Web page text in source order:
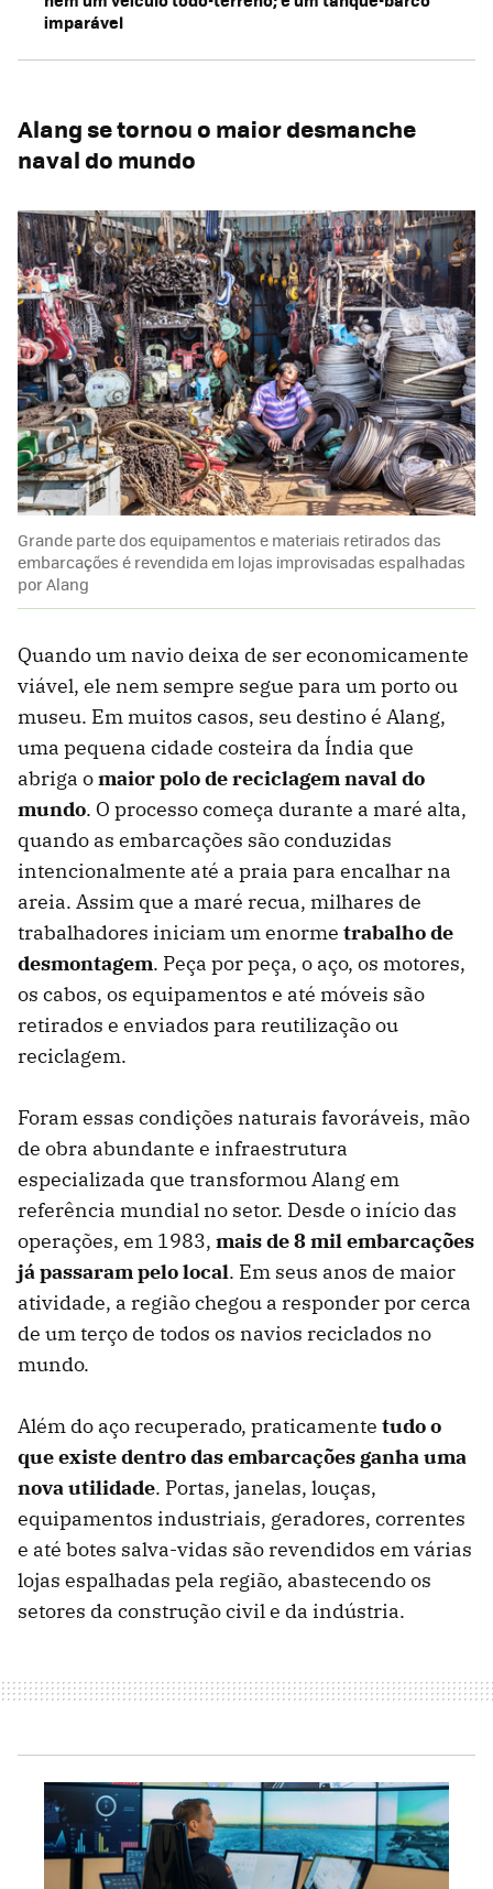
imparável
Alang se tornou o maior desmanche
naval do mundo
Grande parte dos equipamentos e materiais retirados das
embarcações é revendida em lojas improvisadas espalhadas
por Alang
Quando um navio deixa de ser economicamente
viável, ele nem sempre segue para um porto ou
museu. Em muitos casos, seu destino é Alang,
uma pequena cidade costeira da Índia que
abriga omaior polo de reciclagem naval do
mundo. O processo começa durante a maré alta,
quando as embarcações são conduzidas
intencionalmente até a praia para encalhar na
areia. Assim que a maré recua, milhares de
trabalhadores iniciam um enorme trabalho de
desmontagem. Peça por peça, o aço, os motores,
os cabos, os equipamentos e até móveis são
retirados e enviados para reutilização ou
reciclagem.
Foram essas condições naturais favoráveis, mão
de obra abundante e infraestrutura
especializada que transformou Alang em
referência mundial no setor. Desde o início das
operações, em 1983, mais de 8 mil embarcações
já passaram pelo local. Em seus anos de maior
atividade, a região chegou a responder por cerca
de um terço de todos os navios reciclados no
mundo.
Além do aço recuperado, praticamente tudo o
que existe dentro das embarcações ganha uma
nova utilidade. Portas, janelas, louças,
equipamentos industriais, geradores, correntes
e até botes salva-vidas são revendidos em várias
lojas espalhadas pela região, abastecendo os
setores da construção civil e da indústria.